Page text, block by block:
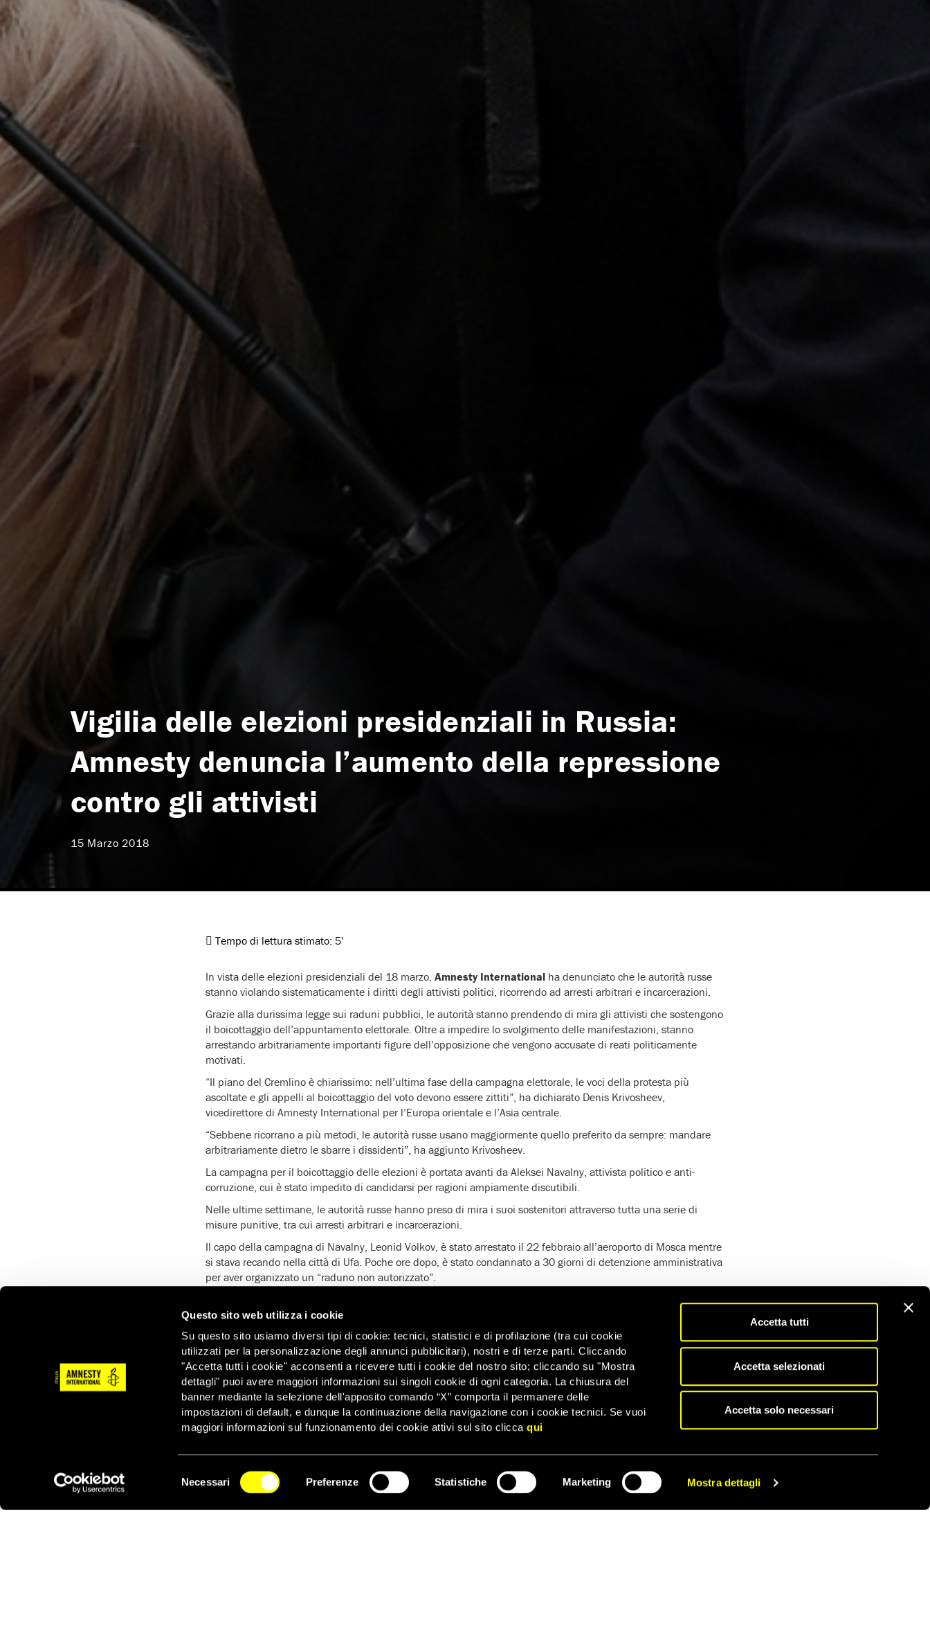
Questo sito web utilizza i cookie
Su questo sito usiamo diversi tipi di cookie: tecnici, statistici e di profilazione (tra cui cookie
utilizzati per la personalizzazione degli annunci pubblicitari), nostri e di terze parti. Cliccando
"Accetta tutti i cookie" acconsenti a ricevere tutti i cookie del nostro sito; cliccando su "Mostra
dettagli" puoi avere maggiori informazioni sui singoli cookie di ogni categoria. La chiusura del
banner mediante la selezione dell'apposito comando “X” comporta il permanere delle
impostazioni di default, e dunque la continuazione della navigazione con i cookie tecnici. Se vuoi
maggiori informazioni sul funzionamento dei cookie attivi sul sito cliccaqui
del
Necessari Preferenze Statistiche Marketing Mostra dettagli
Accetta tutti
Accetta selezionati
Accetta solo necessari
Vigilia delle elezioni presidenziali in Russia:
Amnesty denuncia l’aumento della repressione
contro gli attivisti
15 Marzo 2018
Tempo di lettura stimato: 5'
In vista delle elezioni presidenziali del 18 marzo, Amnesty International ha denunciato che le autorità russe
stanno violando sistematicamente i diritti degli attivisti politici, ricorrendo ad arresti arbitrari e incarcerazioni.
Grazie alla durissima legge sui raduni pubblici, le autorità stanno prendendo di mira gli attivisti che sostengono
il boicottaggio dell’appuntamento elettorale. Oltre a impedire lo svolgimento delle manifestazioni, stanno
arrestando arbitrariamente importanti figure dell’opposizione che vengono accusate di reati politicamente
motivati.
“Il piano del Cremlino è chiarissimo: nell’ultima fase della campagna elettorale, le voci della protesta più
ascoltate e gli appelli al boicottaggio del voto devono essere zittiti”, ha dichiarato Denis Krivosheev,
vicedirettore di Amnesty International per l’Europa orientale e l’Asia centrale.
“Sebbene ricorrano a più metodi, le autorità russe usano maggiormente quello preferito da sempre: mandare
arbitrariamente dietro le sbarre i dissidenti”, ha aggiunto Krivosheev.
La campagna per il boicottaggio delle elezioni è portata avanti da Aleksei Navalny, attivista politico e anti-
corruzione, cui è stato impedito di candidarsi per ragioni ampiamente discutibili.
Nelle ultime settimane, le autorità russe hanno preso di mira i suoi sostenitori attraverso tutta una serie di
misure punitive, tra cui arresti arbitrari e incarcerazioni.
Il capo della campagna di Navalny, Leonid Volkov, è stato arrestato il 22 febbraio all’aeroporto di Mosca mentre
si stava recando nella città di Ufa. Poche ore dopo, è stato condannato a 30 giorni di detenzione amministrativa
per aver organizzato un “raduno non autorizzato”.
L’accusa si riferisce alle manifestazioni dello “sciopero degli elettori”, svoltesi il 28 gennaio in oltre 100. città
russe a sostegno del boicottaggio delle elezioni. A Mosca, Navalny si era visto rifiutare
l’autorizzazione a tenere la manifestazione in centro città e lui e decine di suoi sostenitori erano stati arrestati
per alcune ore e poi rilasciati.
Secondo fonti della polizia, il ruolo di Volkov nell’organizzazione del raduno di Mosca sarebbe consistito in due
retweet che indirettamente incoraggiavano le persone a parteciparvi. Uno era un tweet postato da Navalny
mentre era in corso il suo arresto, l’altro un link a una diretta web della manifestazione.
Il coordinatore dell’ufficio di Navalny di San Pietroburgo, Denis Mikhailov, è stato arrestato il 31 gennaio e
condannato a 30 giorni di detenzione amministrativa dopo la manifestazione dello “sciopero degli elettori”
di carcere.
NEWSLETTER ISCRIVITI CONDIVIDI